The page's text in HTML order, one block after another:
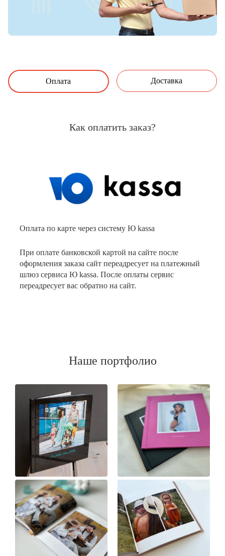
Оплата Доставка
Как оплатить заказ?
Оплата по карте через систему Ю kassa
При оплате банковской картой на сайте после
оформления заказа сайт переадресует на платежный
шлюз сервиса Ю kassa. После оплаты сервис
переадресует вас обратно на сайт.
Наше портфолио